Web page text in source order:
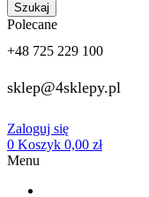
Szukaj
Polecane
+48 725 229 100
sklep@4sklepy.pl
Zaloguj się
0 Koszyk 0,00 zł
Menu